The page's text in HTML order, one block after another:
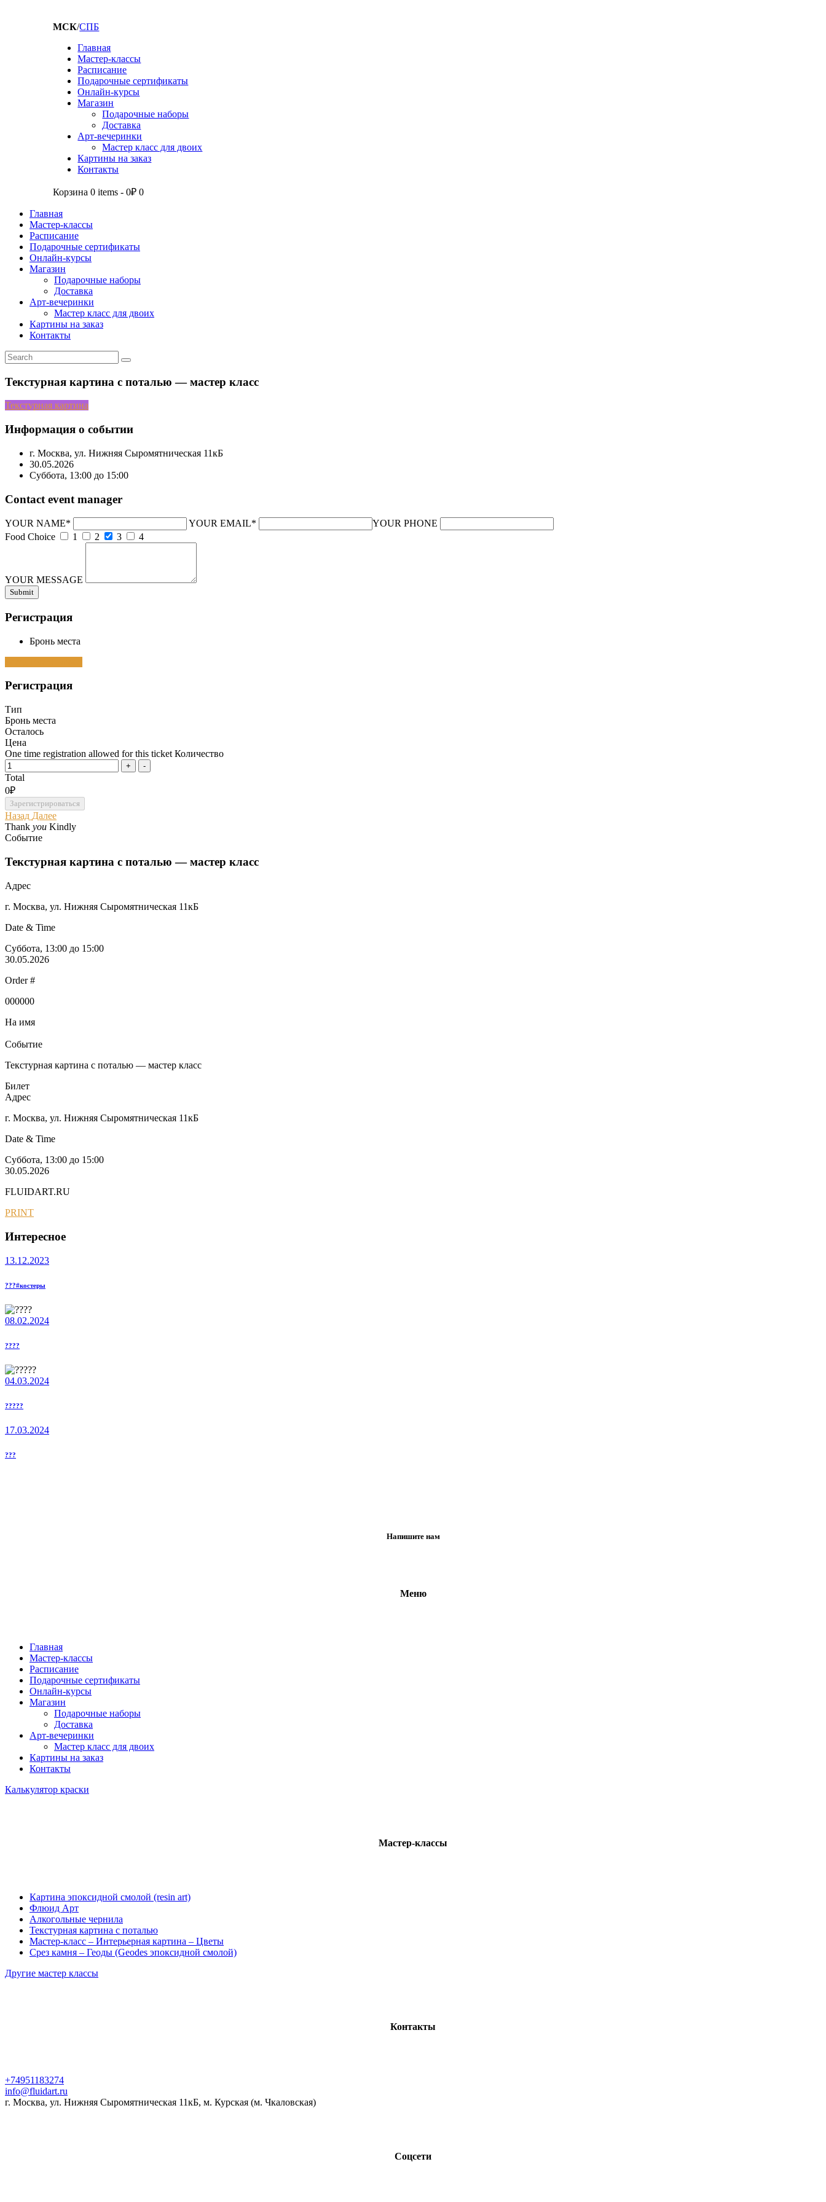
МСК/СПБ
Главная
Мастер-классы
Расписание
Подарочные сертификаты
Онлайн-курсы
Магазин
Подарочные наборы
Доставка
Арт-вечеринки
Мастер класс для двоих
Картины на заказ
Контакты
Корзина 0 items -0₽ 0
Главная
Мастер-классы
Расписание
Подарочные сертификаты
Онлайн-курсы
Магазин
Подарочные наборы
Доставка
Арт-вечеринки
Мастер класс для двоих
Картины на заказ
Контакты
Текстурная картина с поталью — мастер класс
Текстурная картина
Информация о событии
г. Москва, ул. Нижняя Сыромятническая 11кБ
30.05.2026
Суббота, 13:00 до 15:00
Contact event manager
YOUR NAME* YOUR EMAIL*
YOUR PHONE
Food Choice
1 2 3 4
YOUR MESSAGE
Регистрация
Бронь места
Регистрация
Тип
Бронь места
Осталось
Цена
One time registration allowed for this ticket Количество
Total
0₽
Назад Далее
Thank you Kindly
Событие
Текстурная картина с поталью — мастер класс
Адрес
г. Москва, ул. Нижняя Сыромятническая 11кБ
Date & Time
Суббота, 13:00 до 15:00
30.05.2026
Order #
000000
На имя
Событие
Текстурная картина с поталью — мастер класс
Билет
Адрес
г. Москва, ул. Нижняя Сыромятническая 11кБ
Date & Time
Суббота, 13:00 до 15:00
30.05.2026
FLUIDART.RU
PRINT
Интересное
13.12.2023
???#костеры
08.02.2024
????
04.03.2024
?????
17.03.2024
???
Напишите нам
Меню
Главная
Мастер-классы
Расписание
Подарочные сертификаты
Онлайн-курсы
Магазин
Подарочные наборы
Доставка
Арт-вечеринки
Мастер класс для двоих
Картины на заказ
Контакты
Калькулятор краски
Мастер-классы
Картина эпоксидной смолой (resin art)
Флюид Арт
Алкогольные чернила
Текстурная картина с поталью
Мастер-класс – Интерьерная картина – Цветы
Срез камня – Геоды (Geodes эпоксидной смолой)
Другие мастер классы
Контакты
+74951183274
info@fluidart.ru
г. Москва, ул. Нижняя Сыромятническая 11кБ, м. Курская (м. Чкаловская)
Соцсети